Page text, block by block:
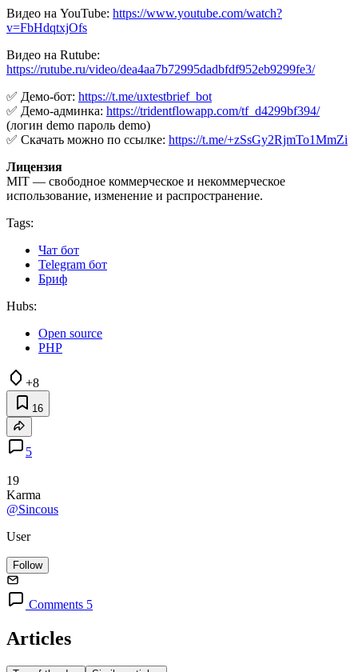
Видео на YouTube: https://www.youtube.com/watch?
v=FbHdqtxjOfs
Видео на Rutube:
https://rutube.ru/video/dea4aa7b72995dadbfdf952eb9299fe3/
✅ Демо-бот: https://t.me/uxtestbrief_bot
✅ Демо-админка: https://tridentflowapp.com/tf_d4299bf394/
(логин demo пароль demo)
✅ Скачать можно по ссылке: https://t.me/+zSsGy2RjmTo1MmZi
Лицензия
MIT — свободное коммерческое и некоммерческое
использование, изменение и распространение.
Tags:
Чат бот
Telegram бот
Бриф
Hubs:
Open source
PHP
+8
16
5
19
Karma
@Sincous
User
Follow
Comments 5
Articles